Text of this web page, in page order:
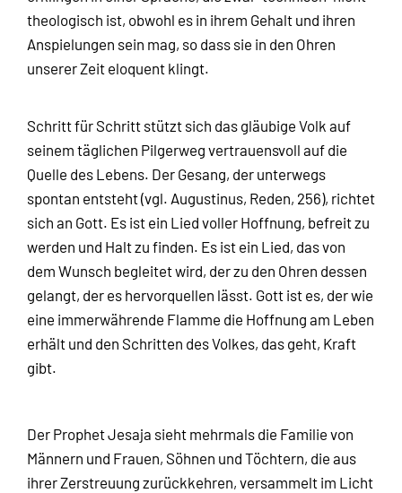
theologisch ist, obwohl es in ihrem Gehalt und ihren
Anspielungen sein mag, so dass sie in den Ohren
unserer Zeit eloquent klingt.
Schritt für Schritt stützt sich das gläubige Volk auf
seinem täglichen Pilgerweg vertrauensvoll auf die
Quelle des Lebens. Der Gesang, der unterwegs
spontan entsteht (vgl. Augustinus, Reden, 256), richtet
sich an Gott. Es ist ein Lied voller Hoffnung, befreit zu
werden und Halt zu finden. Es ist ein Lied, das von
dem Wunsch begleitet wird, der zu den Ohren dessen
gelangt, der es hervorquellen lässt. Gott ist es, der wie
eine immerwährende Flamme die Hoffnung am Leben
erhält und den Schritten des Volkes, das geht, Kraft
gibt.
Der Prophet Jesaja sieht mehrmals die Familie von
Männern und Frauen, Söhnen und Töchtern, die aus
ihrer Zerstreuung zurückkehren, versammelt im Licht